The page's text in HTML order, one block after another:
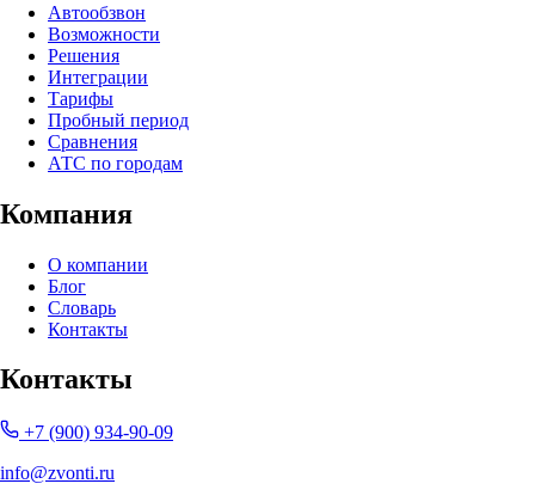
Автообзвон
Возможности
Решения
Интеграции
Тарифы
Пробный период
Сравнения
АТС по городам
Компания
О компании
Блог
Словарь
Контакты
Контакты
+7 (900) 934-90-09
info@zvonti.ru